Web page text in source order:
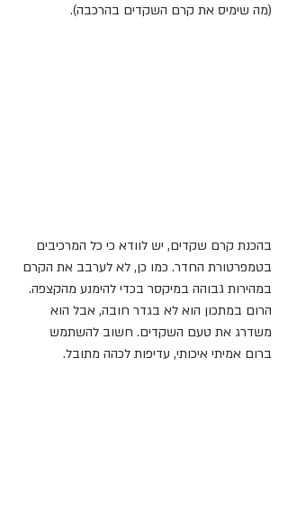
(מה שימיס את קרם השקדים בהרכבה).
בהכנת קרם שקדים, יש לוודא כי כל המרכיבים
בטמפרטורת החדר. כמו כן, לא לערבב את הקרם
במהירות גבוהה במיקסר בכדי להימנע מהקצפה.
הרום במתכון הוא לא בגדר חובה, אבל הוא
משדרג את טעם השקדים. חשוב להשתמש
ברום אמיתי איכותי, עדיפות לכהה מתובל.